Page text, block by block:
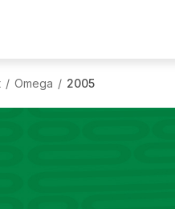
/ Omega / 2005